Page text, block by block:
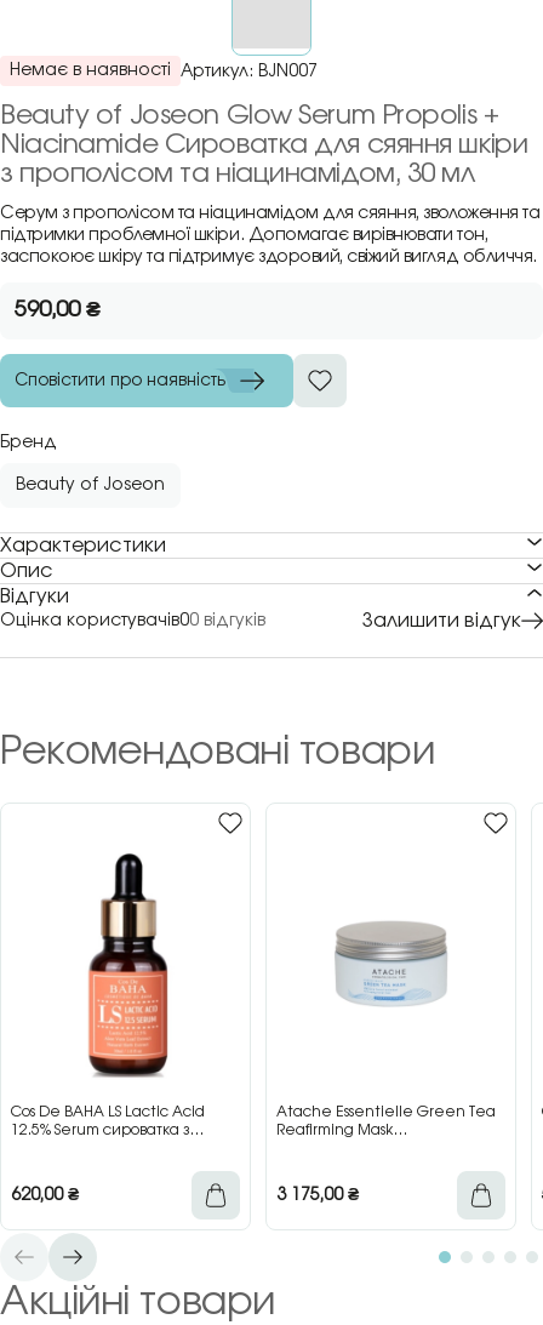
Немає в наявності Артикул: BJN007
Beauty of Joseon Glow Serum Propolis +
Niacinamide Сироватка для сяяння шкіри
з прополісом та ніацинамідом, 30 мл
Серум з прополісом та ніацинамідом для сяяння, зволоження та
підтримки проблемної шкіри. Допомагає вирівнювати тон,
заспокоює шкіру та підтримує здоровий, свіжий вигляд обличчя.
590,00₴
Сповістити про наявність
Бренд
Beauty of Joseon
Характеристики
Опис
Відгуки
Оцінка користувачів00 відгуків Залишити відгук
Рекомендовані товари
Cos De BAHA LS Lactic Acid
12.5% Serum сироватка з
620,00₴
Atache Essentielle Green Tea
Reafirming Mask
3 175,00₴
Акційні товари